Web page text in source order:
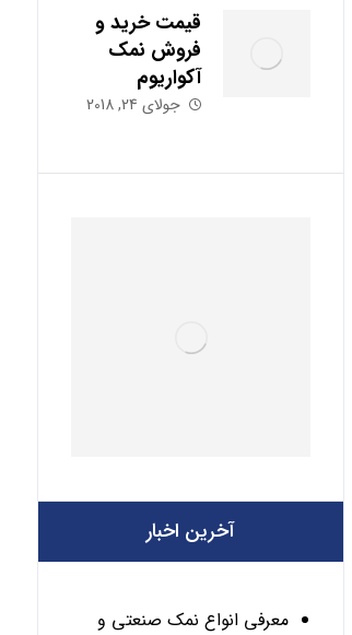
قیمت خرید و
فروش نمک
آکواریوم
جولای 24, 2018
آخرین اخبار
معرفی انواع نمک صنعتی و